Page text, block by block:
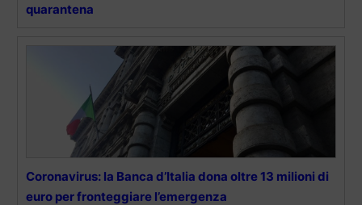
quarantena
Coronavirus: la Banca d’Italia dona oltre 13 milioni di
euro per fronteggiare l’emergenza